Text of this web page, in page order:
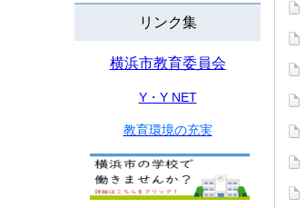
リンク集
横浜市教育委員会
Y・Y NET
教育環境の充実